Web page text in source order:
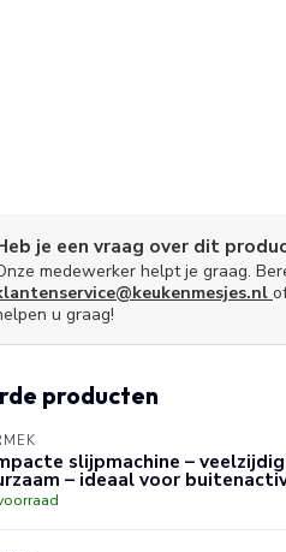
je een vraag over dit
medewerker helpt je graag.
u graag!
producten
slijpmachine –
– ideaal voor